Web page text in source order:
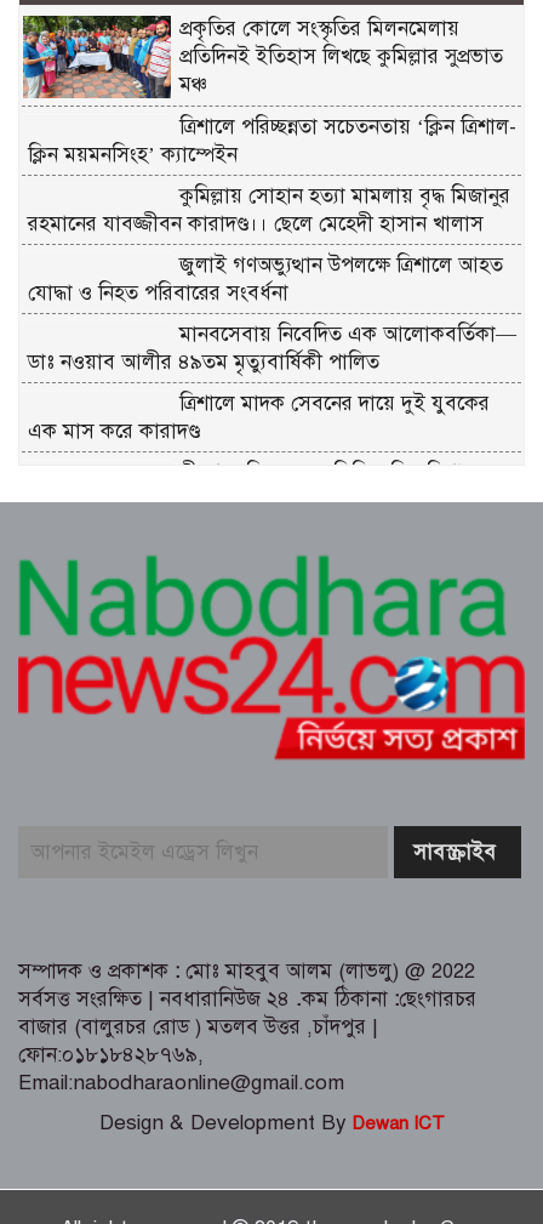
প্রকৃতির কোলে সংস্কৃতির মিলনমেলায়
প্রতিদিনই ইতিহাস লিখছে কুমিল্লার সুপ্রভাত
মঞ্চ
ত্রিশালে পরিচ্ছন্নতা সচেতনতায় ‘ক্লিন ত্রিশাল-
ক্লিন ময়মনসিংহ’ ক্যাম্পেইন
কুমিল্লায় সোহান হত্যা মামলায় বৃদ্ধ মিজানুর
রহমানের যাবজ্জীবন কারাদণ্ড।। ছেলে মেহেদী হাসান খালাস
জুলাই গণঅভ্যুত্থান উপলক্ষে ত্রিশালে আহত
যোদ্ধা ও নিহত পরিবারের সংবর্ধনা
মানবসেবায় নিবেদিত এক আলোকবর্তিকা—
ডাঃ নওয়াব আলীর ৪৯তম মৃত্যুবার্ষিকী পালিত
ত্রিশালে মাদক সেবনের দায়ে দুই যুবকের
এক মাস করে কারাদণ্ড
শ্রীনগরে বিদ্যুতের অতিরিক্ত বিল বিপাকে
গ্রাহক
এডভোকেট মিজানুর রহমান অন্তরের ওপর
হামলার প্রতিবাদে কুমিল্লা বারে মানববন্ধন
পূর্বাচল উপশহরে ডাকাতি করে পালানোর
সময় লুন্ঠিত মালামালসহ ছয় ডাকাত
সম্পাদক ও প্রকাশক : মোঃ মাহবুব আলম (লাভলু) @ 2022
সর্বসত্ত সংরক্ষিত | নবধারানিউজ ২৪ .কম ঠিকানা :ছেংগারচর
বাজার (বালুরচর রোড ) মতলব উত্তর ,চাঁদপুর |
ফোন:০১৮১৮৪২৮৭৬৯,
Email:nabodharaonline@gmail.com
Design & Development By Dewan ICT